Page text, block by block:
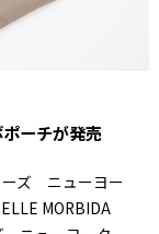
ーチが発売
ーズ ニューヨー
MORBIDA